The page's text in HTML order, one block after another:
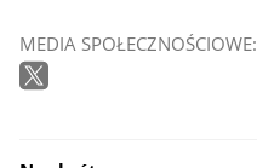
MEDIA SPOŁECZNOŚCIOWE: